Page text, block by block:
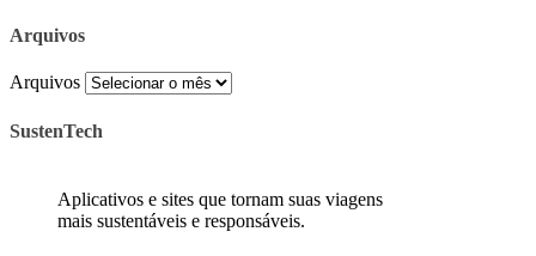
Arquivos
Arquivos
SustenTech
Aplicativos e sites que tornam suas viagens
mais sustentáveis e responsáveis.